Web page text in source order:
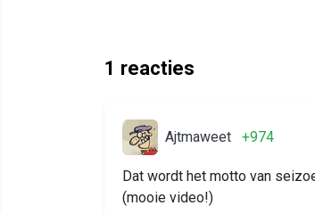
1 reacties
Ajtmaweet +974
Dat wordt het motto van
(mooie video!)